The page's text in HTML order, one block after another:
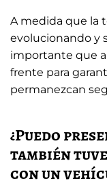
A medida que la
evolucionando y
importante que
frente para
permanezcan
¿Puedo
también
con un